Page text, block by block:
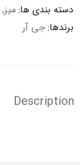
دسته بندی ها:میز,
برندها:جی آر
Description